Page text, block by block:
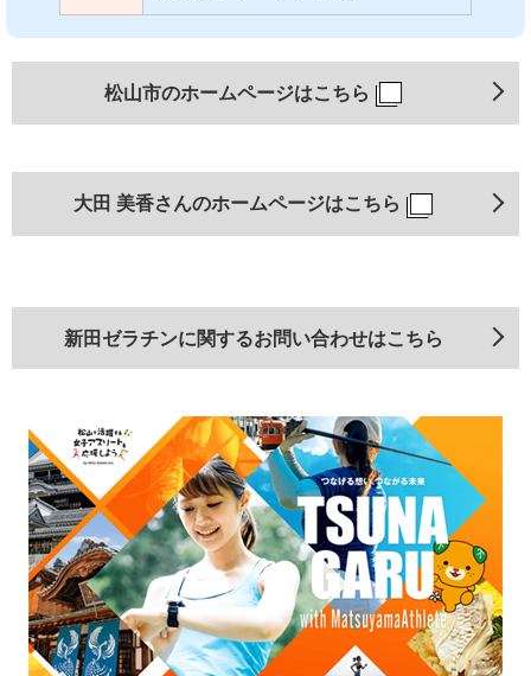
松山市のホームページはこちら
大田 美香さんのホームページはこちら
新田ゼラチンに関するお問い合わせはこちら